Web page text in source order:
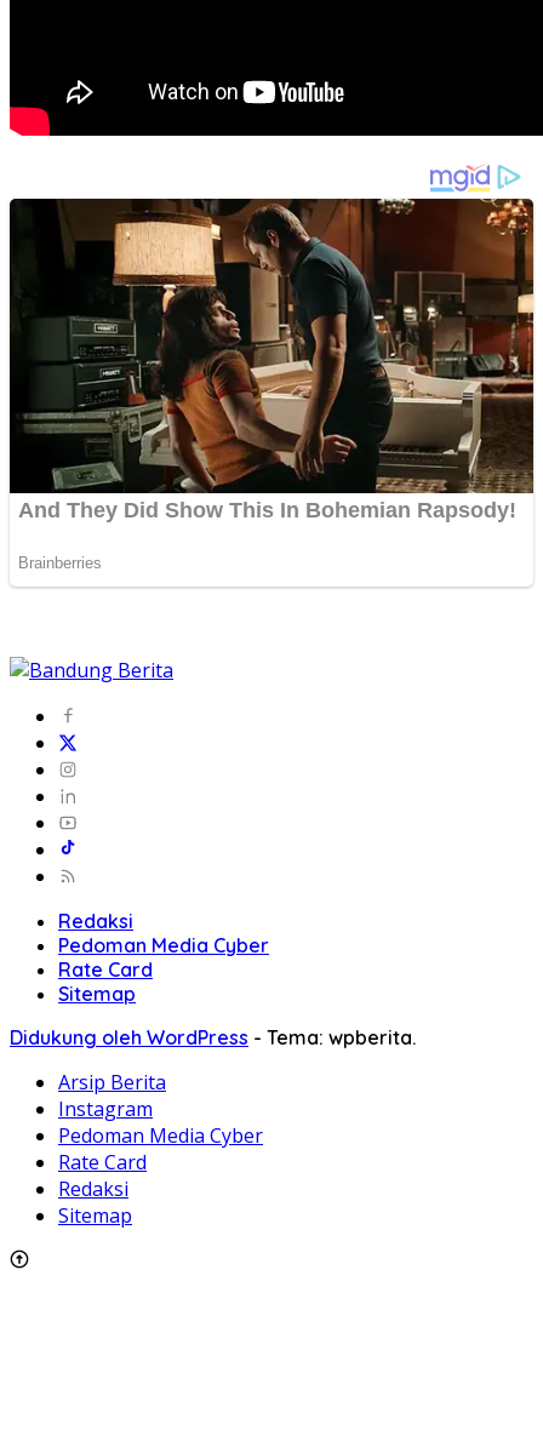
Redaksi
Pedoman Media Cyber
Rate Card
Sitemap
Didukung oleh WordPress - Tema: wpberita.
Arsip Berita
Instagram
Pedoman Media Cyber
Rate Card
Redaksi
Sitemap